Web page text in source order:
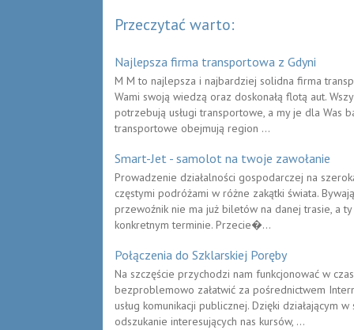
Przeczytać warto:
Najlepsza firma transportowa z Gdyni
M M to najlepsza i najbardziej solidna firma
Wami swoją wiedzą oraz doskonałą flotą aut.
potrzebują usługi transportowe, a my je dla Was
transportowe obejmują region ...
Smart-Jet - samolot na twoje zawołanie
Prowadzenie działalności gospodarczej na
częstymi podróżami w różne zakątki świata.
przewoźnik nie ma już biletów na danej trasie, a
konkretnym terminie. Przecie�...
Połączenia do Szklarskiej Poręby
Na szczęście przychodzi nam funkcjonować w
bezproblemowo załatwić za pośrednictwem
usług komunikacji publicznej. Dzięki działającym
odszukanie interesujących nas kursów, ...